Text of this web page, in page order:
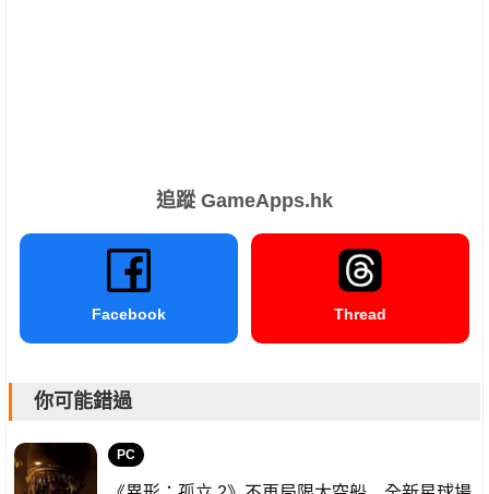
追蹤 GameApps.hk
Facebook Thread
你可能錯過
PC